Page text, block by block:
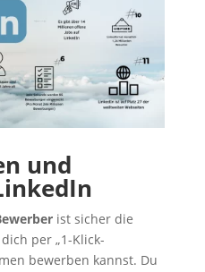
und
ist sicher die
per „1-Klick-
bewerben kannst. Du